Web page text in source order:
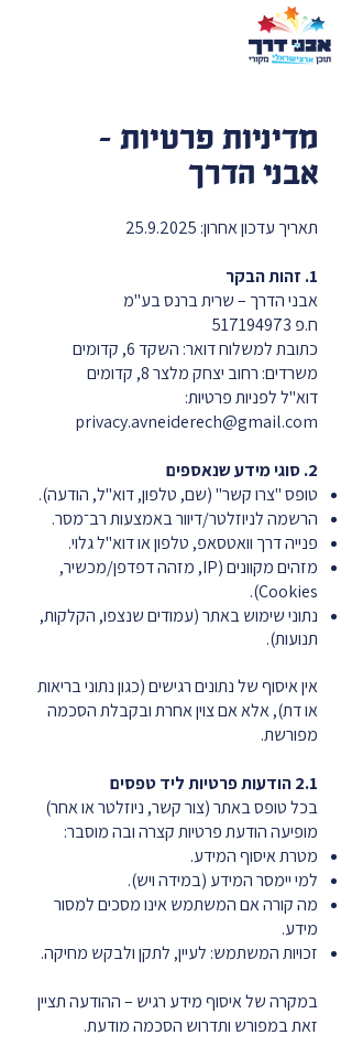
מדיניות פרטיות –
אבני הדרך
תאריך עדכון אחרון: 25.9.2025
1. זהות הבקר
אבני הדרך – שרית ברנס בע"מ
ח.פ 517194973
כתובת למשלוח דואר: השקד 6, קדומים
משרדים: רחוב יצחק מלצר 8, קדומים
דוא"ל לפניות פרטיות:
privacy.avneiderech@gmail.com
2. סוגי מידע שנאספים
טופס "צרו קשר" (שם, טלפון, דוא"ל, הודעה).
הרשמה לניוזלטר/דיוור באמצעות רב־מסר.
פנייה דרך וואטסאפ, טלפון או דוא"ל גלוי.
מזהים מקוונים (IP, מזהה דפדפן/מכשיר,
Cookies).
נתוני שימוש באתר (עמודים שנצפו, הקלקות,
תנועות).
אין איסוף של נתונים רגישים (כגון נתוני בריאות
או דת), אלא אם צוין אחרת ובקבלת הסכמה
מפורשת.
2.1 הודעות פרטיות ליד טפסים
בכל טופס באתר (צור קשר, ניוזלטר או אחר)
מופיעה הודעת פרטיות קצרה ובה מוסבר:
מטרת איסוף המידע.
למי יימסר המידע (במידה ויש).
מה קורה אם המשתמש אינו מסכים למסור
מידע.
זכויות המשתמש: לעיין, לתקן ולבקש מחיקה.
במקרה של איסוף מידע רגיש – ההודעה תציין
זאת במפורש ותדרוש הסכמה מודעת.